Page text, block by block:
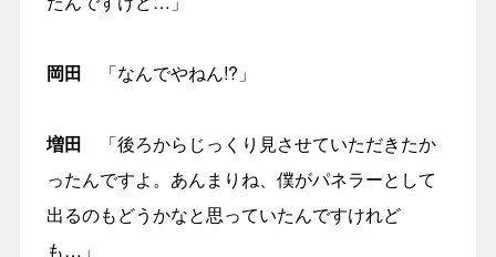
岡田 「なんでやねん!?」
増田 「後ろからじっくり見させていただきたか
ったんですよ。あんまりね、僕がパネラーとして
出るのもどうかなと思っていたんですけれど
も…」